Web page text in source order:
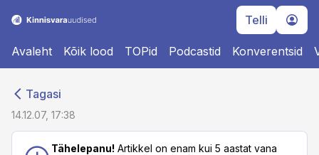
Telli
Avaleht Kõik lood TOPid Podcastid Konverentsid
Tagasi
14.12.07, 17:38
Tähelepanu! Artikkel on enam kui 5 aastat vana